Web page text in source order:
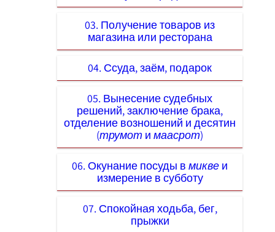
03. Получение товаров из
магазина или ресторана
04. Ссуда, заём, подарок
05. Вынесение судебных
решений, заключение брака,
отделение возношений и десятин
(трумот и маасрот)
06. Окунание посуды в микве и
измерение в субботу
07. Спокойная ходьба, бег,
прыжки